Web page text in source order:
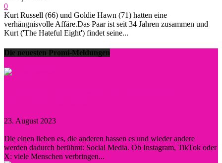
0
Kurt Russell (66) und Goldie Hawn (71) hatten eine
verhängnisvolle Affäre.Das Paar ist seit 34 Jahren zusammen und
Kurt ('The Hateful Eight') findet seine...
Die neuesten Promi-Meldungen
23. August 2023
Die einen lieben es, die anderen hassen es und wieder andere
werden dadurch berühmt: Social Media. Ob Instagram, TikTok oder
X: viele Menschen verbringen...